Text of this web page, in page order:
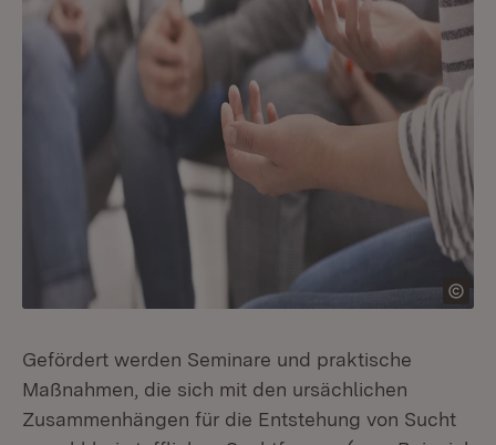
Gefördert werden Seminare und praktische
Maßnahmen, die sich mit den ursächlichen
Zusammenhängen für die Entstehung von Sucht